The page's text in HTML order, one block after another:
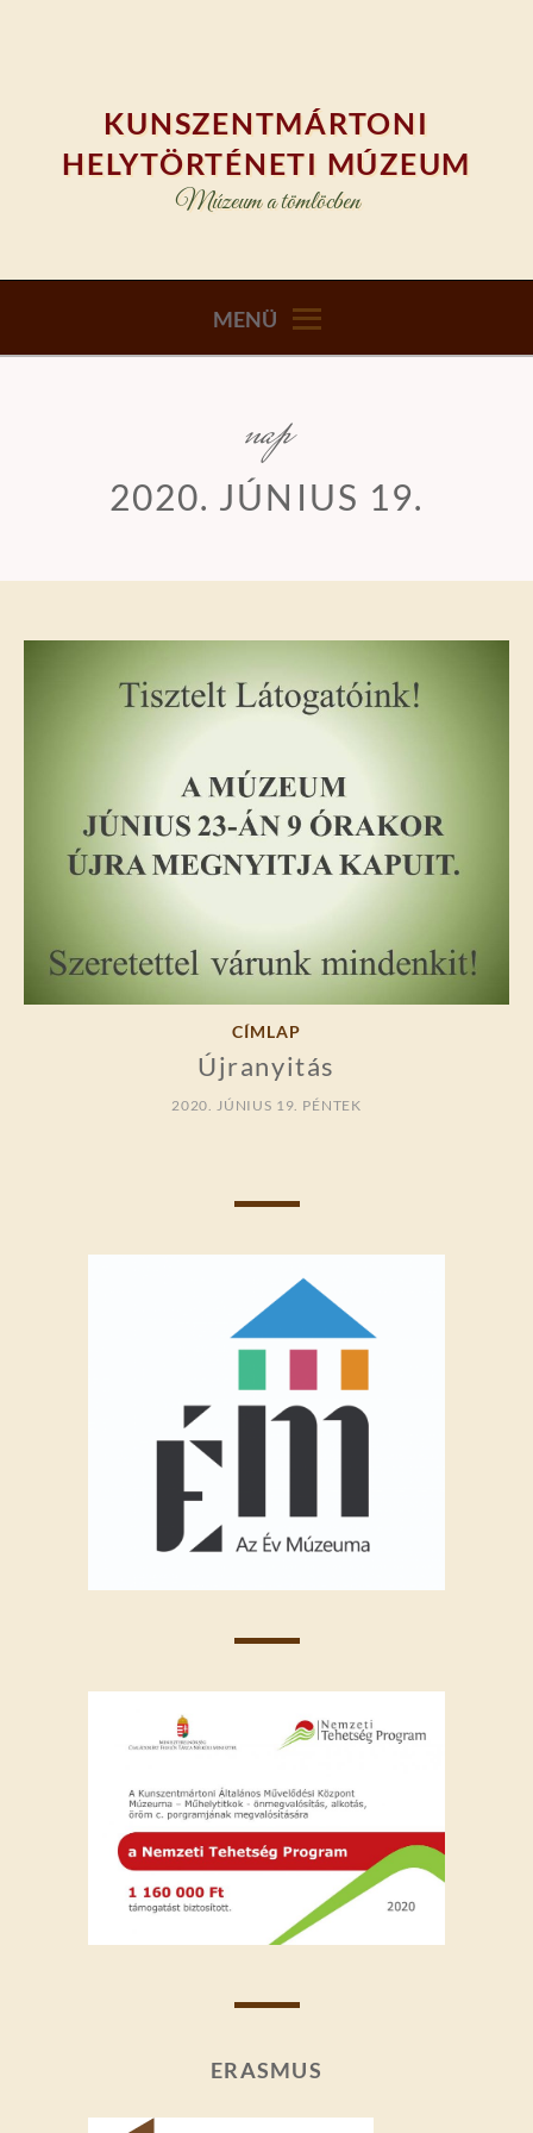
KUNSZENTMÁRTONI
HELYTÖRTÉNETI MÚZEUM
Múzeum a tömlöcben
MENÜ
nap
2020. JÚNIUS 19.
CÍMLAP
Újranyitás
2020. JÚNIUS 19. PÉNTEK
ERASMUS